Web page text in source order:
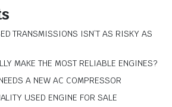
TRANSMISSIONS ISN’T AS RISKY AS
MAKE THE MOST RELIABLE ENGINES?
A NEW AC COMPRESSOR
USED ENGINE FOR SALE